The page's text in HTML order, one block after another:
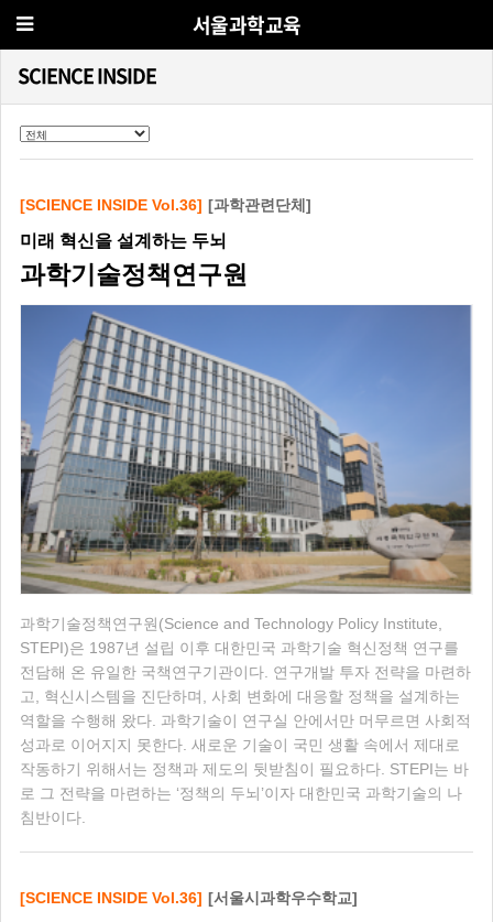
서울과학교육
SCIENCE INSIDE
[SCIENCE INSIDE Vol.36] [과학관련단체]
미래 혁신을 설계하는 두뇌
과학기술정책연구원
과학기술정책연구원(Science and Technology Policy Institute,
STEPI)은 1987년 설립 이후 대한민국 과학기술 혁신정책 연구를
전담해 온 유일한 국책연구기관이다. 연구개발 투자 전략을 마련하
고, 혁신시스템을 진단하며, 사회 변화에 대응할 정책을 설계하는
역할을 수행해 왔다. 과학기술이 연구실 안에서만 머무르면 사회적
성과로 이어지지 못한다. 새로운 기술이 국민 생활 속에서 제대로
작동하기 위해서는 정책과 제도의 뒷받침이 필요하다. STEPI는 바
로 그 전략을 마련하는 ‘정책의 두뇌’이자 대한민국 과학기술의 나
침반이다.
[SCIENCE INSIDE Vol.36] [서울시과학우수학교]